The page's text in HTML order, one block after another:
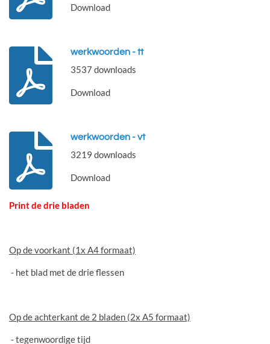
Download
werkwoorden - tt
3537 downloads
Download
werkwoorden - vt
3219 downloads
Download
Print de drie bladen
Op de voorkant (1x A4 formaat)
- het blad met de drie flessen
Op de achterkant de 2 bladen (2x A5 formaat)
- tegenwoordige tijd